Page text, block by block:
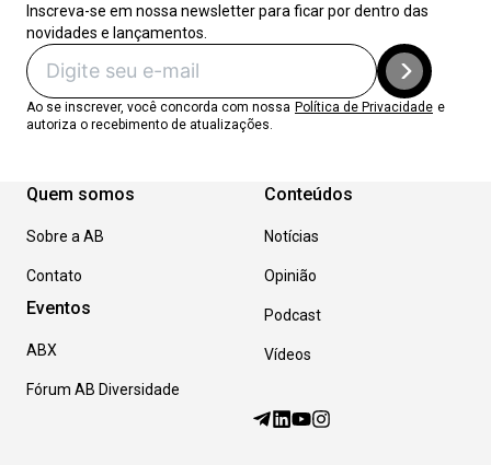
Inscreva-se em nossa newsletter para ficar por dentro das
novidades e lançamentos.
Ao se inscrever, você concorda com nossa Política de Privacidade e
autoriza o recebimento de atualizações.
Quem somos
Sobre a AB
Contato
Eventos
ABX
Fórum AB Diversidade
Conteúdos
Notícias
Opinião
Podcast
Vídeos